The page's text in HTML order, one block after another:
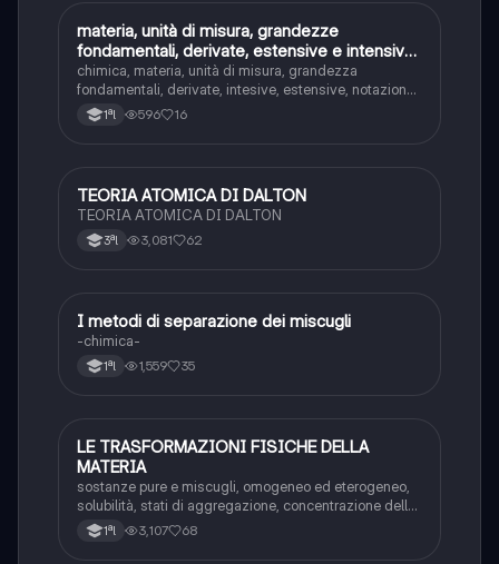
Chimica
materia, unità di misura, grandezze
fondamentali, derivate, estensive e intensive;
notazione scientifica, massa, peso, volume,
densità, temperatura e calore
chimica, materia, unità di misura, grandezza
fondamentali, derivate, intesive, estensive, notazione
scientifica, formule e spiegazione di massa, peso,
volume, densità, temperatura, calore
1ªl 596 16
Chimica
TEORIA ATOMICA DI DALTON
TEORIA ATOMICA DI DALTON
3ªl 3,081 62
Chimica
I metodi di separazione dei miscugli
-chimica-
1ªl 1,559 35
Chimica
LE TRASFORMAZIONI FISICHE DELLA
MATERIA
sostanze pure e miscugli, omogeneo ed eterogeneo,
solubilità, stati di aggregazione, concentrazione delle
soluzioni, metodi di separazione dei miscugli
1ªl 3,107 68